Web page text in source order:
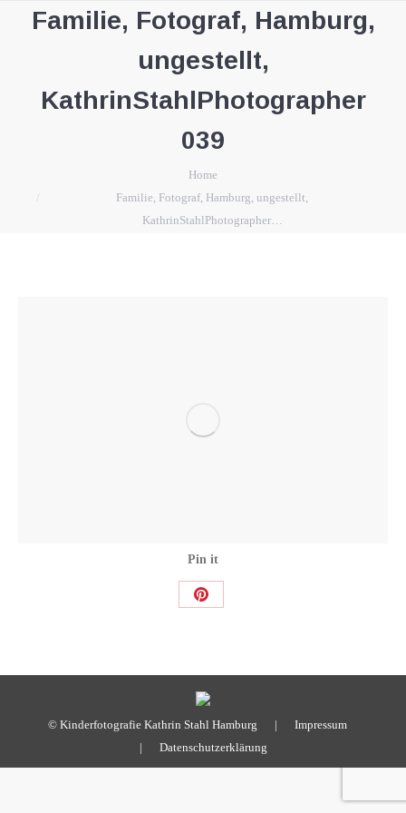
Familie, Fotograf, Hamburg,
ungestellt,
KathrinStahlPhotographer
039
Home
Familie, Fotograf, Hamburg, ungestellt,
KathrinStahlPhotographer…
Pin it
Share
© Kinderfotografie Kathrin Stahl Hamburg | Impressum
| Datenschutzerklärung